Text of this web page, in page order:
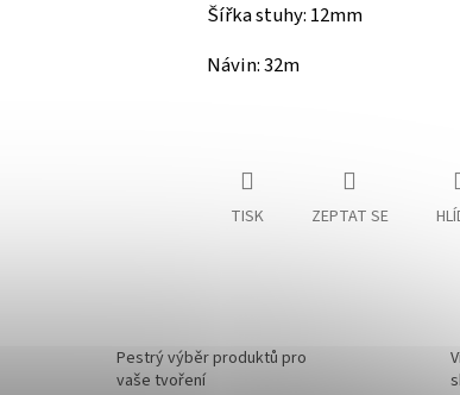
Šířka stuhy: 12mm
Návin: 32m
TISK ZEPTAT SE
Pestrý výběr produktů pro
vaše tvoření